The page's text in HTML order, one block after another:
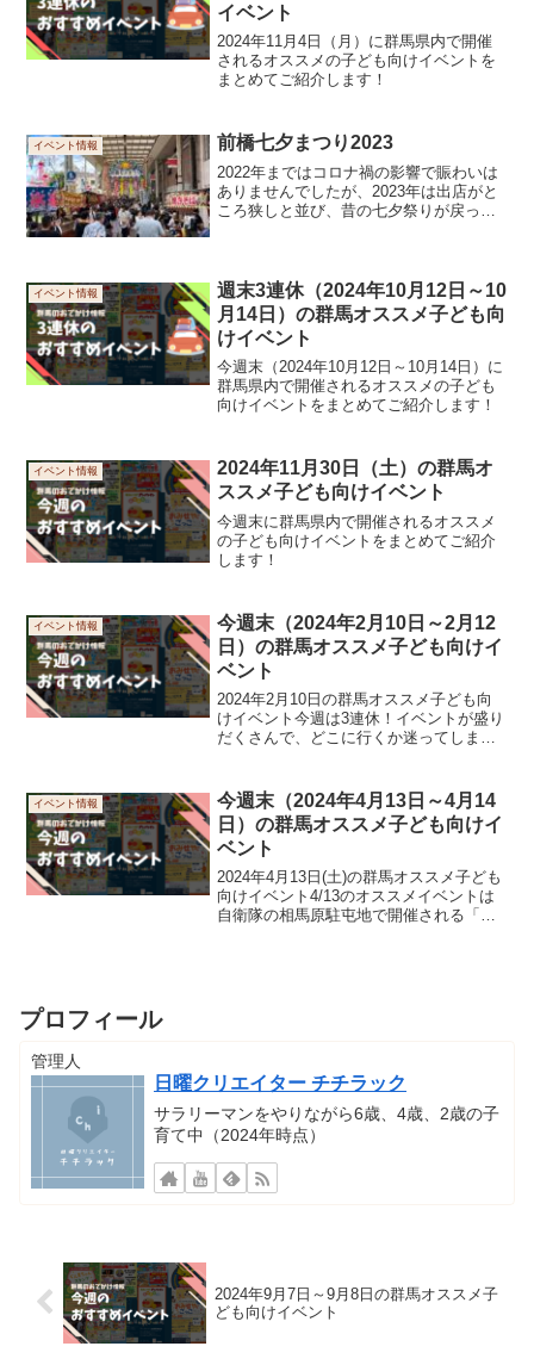
イベント
2024年11月4日（月）に群馬県内で開催
されるオススメの子ども向けイベントを
まとめてご紹介します！
イベント情報 前橋七夕まつり2023
2022年まではコロナ禍の影響で賑わいは
ありませんでしたが、2023年は出店がと
ころ狭しと並び、昔の七夕祭りが戻って
と言うように、様...
イベント情報
週末3連休（2024年10月12日～10
月14日）の群馬オススメ子ども向
けイベント
今週末（2024年10月12日～10月14日）に
群馬県内で開催されるオススメの子ども
向けイベントをまとめてご紹介します！
イベント情報
2024年11月30日（土）の群馬オ
ススメ子ども向けイベント
今週末に群馬県内で開催されるオススメ
の子ども向けイベントをまとめてご紹介
します！
イベント情報
今週末（2024年2月10日～2月12
日）の群馬オススメ子ども向けイ
ベント
2024年2月10日の群馬オススメ子ども向
けイベント今週は3連休！イベントが盛り
だくさんで、どこに行くか迷ってしまい
ル2024」です。子どものために地元の有
志が集ま...
イベント情報
今週末（2024年4月13日～4月14
日）の群馬オススメ子ども向けイ
ベント
2024年4月13日(土)の群馬オススメ子ども
向けイベント4/13のオススメイベントは
自衛隊の相馬原駐屯地で開催される「第
プロフィール
管理人
日曜クリエイター チチラック
サラリーマンをやりながら6歳、4歳、2歳の子
育て中（2024年時点）
2024年9月7日～9月8日の群馬オススメ子
ども向けイベント